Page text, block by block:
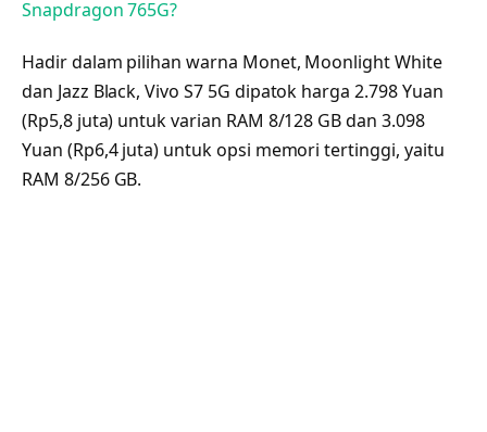
Snapdragon 765G?
Hadir dalam pilihan warna Monet, Moonlight White
dan Jazz Black, Vivo S7 5G dipatok harga 2.798 Yuan
(Rp5,8 juta) untuk varian RAM 8/128 GB dan 3.098
Yuan (Rp6,4 juta) untuk opsi memori tertinggi, yaitu
RAM 8/256 GB.